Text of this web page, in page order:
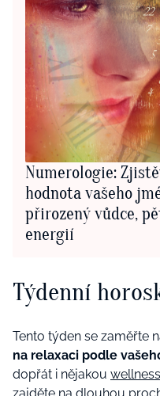
Numerologie:
hodnota vašeho
přirozený vůdce,
energií
Týdenní
Tento týden se zaměřte
na relaxaci podle
dopřát i nějakou wellness
zajděte na dlouhou